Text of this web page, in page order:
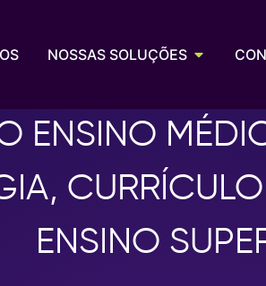
NOSSAS SOLUÇÕES
ENSINO
ENSINO